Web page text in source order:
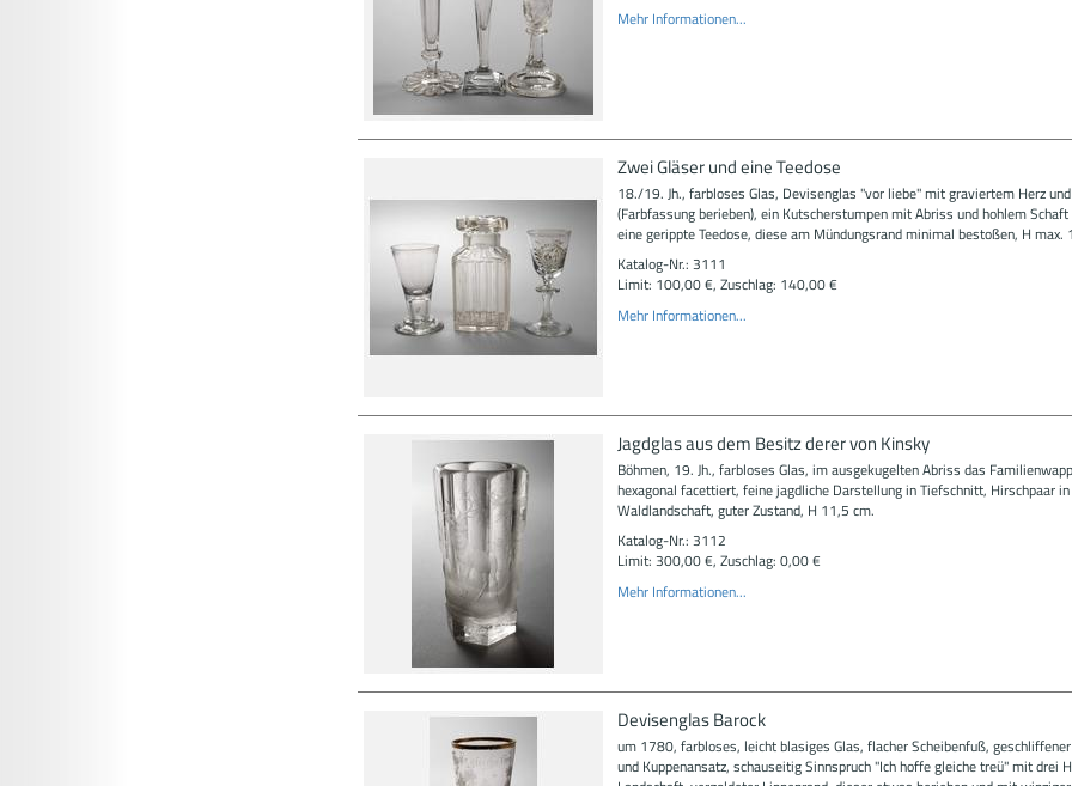
Mehr Informationen...
Zwei Gläser und eine Teedose
18./19. Jh., farbloses Glas, Devisenglas "vor liebe" mit graviertem Herz
(Farbfassung berieben), ein Kutscherstumpen mit Abriss und hohlem
eine gerippte Teedose, diese am Mündungsrand minimal bestoßen, H max.
Katalog-Nr.: 3111
Limit: 100,00 €, Zuschlag: 140,00 €
Mehr Informationen...
Jagdglas aus dem Besitz derer von Kinsky
Böhmen, 19. Jh., farbloses Glas, im ausgekugelten Abriss das
hexagonal facettiert, feine jagdliche Darstellung in Tiefschnitt, Hirschpaar in
Waldlandschaft, guter Zustand, H 11,5 cm.
Katalog-Nr.: 3112
Limit: 300,00 €, Zuschlag: 0,00 €
Mehr Informationen...
Devisenglas Barock
um 1780, farbloses, leicht blasiges Glas, flacher Scheibenfuß,
und Kuppenansatz, schauseitig Sinnspruch "Ich hoffe gleiche treü" mit drei